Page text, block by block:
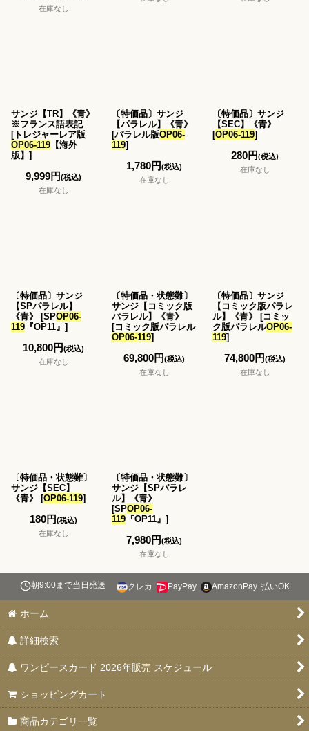
在庫なし
サンジ【TR】《青》
※フランス語表記
[トレジャーレア版
OP06-119 【海外
版】 ]
9,999円(税込)
在庫なし
〔特価品〕サンジ
【パラレル】《青》
[パラレル版OP06-
119]
1,780円(税込)
在庫なし
〔特価品〕サンジ
【SEC】《青》
[OP06-119]
280円(税込)
在庫なし
〔特価品〕サンジ
【SPパラレル】
《青》
[SPOP06-
119 『OP11』 ]
10,800円(税込)
在庫なし
〔特価品・状態難〕
サンジ【コミック版
パラレル】《青》
[コミック版パラレル
OP06-119]
69,800円(税込)
在庫なし
〔特価品〕サンジ
【コミック版パラレ
ル】《青》
[コミッ
ク版パラレルOP06-
119]
74,800円(税込)
在庫なし
〔特価品・状態難〕
サンジ【SEC】
《青》
[OP06-119]
180円(税込)
在庫なし
〔特価品・状態難〕
サンジ【SPパラレ
ル】《青》
[SPOP06-
119『OP11』 ]
7,980円(税込)
在庫なし
朝9:00まで当日発送 クレカ PayPay AmazonPay 払いOK
ホーム
詳細検索
ワンピースカード 2026年販売 スケジュール
ショッピングカート
商品カテゴリ一覧